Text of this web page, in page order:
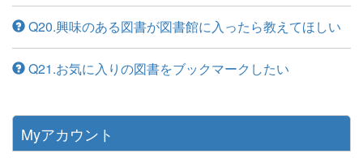
Q20.興味のある図書が図書館に入ったら教えてほしい
Q21.お気に入りの図書をブックマークしたい
Myアカウント